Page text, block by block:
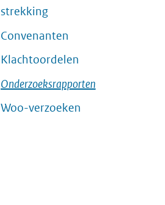
strekking
Convenanten
Klachtoordelen
Onderzoeksrapporten
Woo-verzoeken